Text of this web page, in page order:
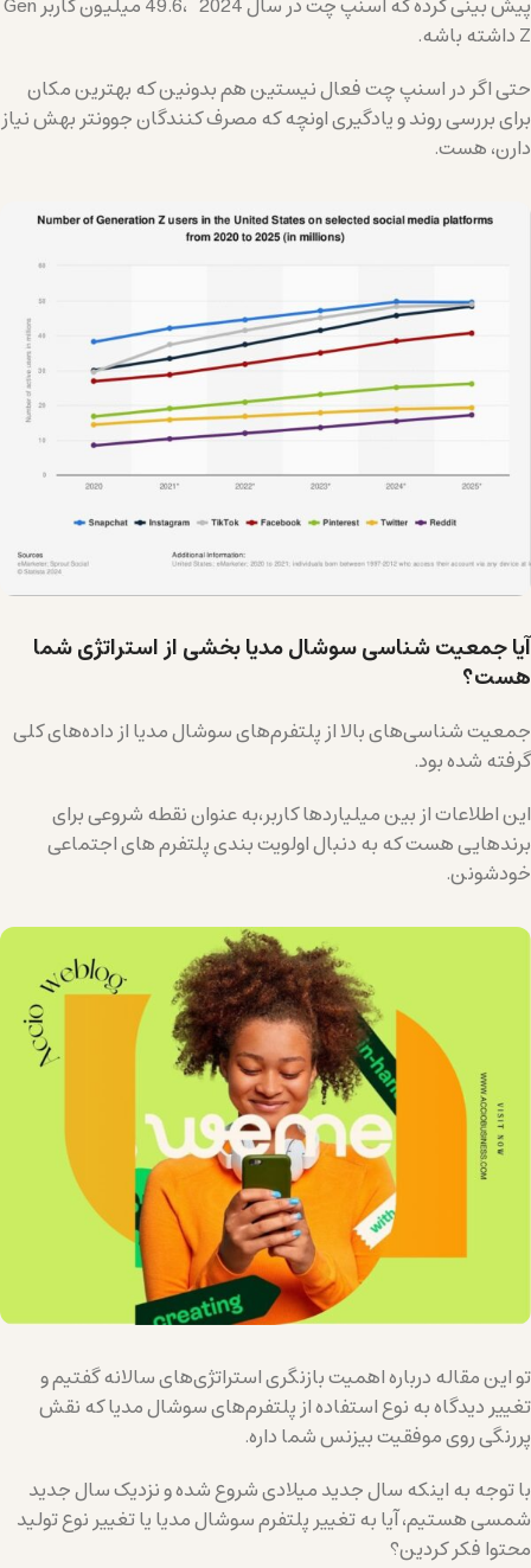
Z داشته باشه.
حتی اگر در اسنپ چت فعال نیستین هم بدونین که بهترین مکان
برای بررسی روند و یادگیری اونچه که مصرف کنندگان جوونتر بهش نیاز
دارن، هست.
آیا جمعیت شناسی سوشال مدیا بخشی از استراتژی شما
هست؟
جمعیت شناسی‌های بالا از پلتفرم‌های سوشال مدیا از داده‌های کلی
گرفته شده بود.
این اطلاعات از بین میلیاردها کاربر،به عنوان نقطه شروعی برای
برندهایی هست که به دنبال اولویت بندی پلتفرم های اجتماعی
خودشونن.
تو این مقاله درباره اهمیت بازنگری استراتژی‌های سالانه گفتیم و
تغییر دیدگاه به نوع استفاده از پلتفرم‌های سوشال مدیا که نقش
پررنگی روی موفقیت بیزنس شما داره.
با توجه به اینکه سال جدید میلادی شروع شده و نزدیک سال جدید
شمسی هستیم، آیا به تغییر پلتفرم سوشال مدیا یا تغییر نوع تولید
محتوا فکر کردین؟